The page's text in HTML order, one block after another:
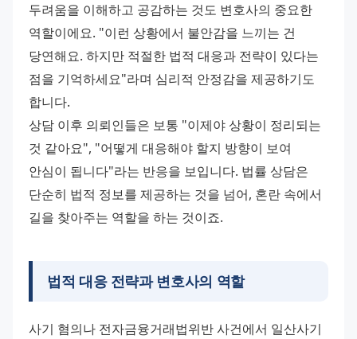
두려움을 이해하고 공감하는 것도 변호사의 중요한
역할이에요. "이런 상황에서 불안감을 느끼는 건
당연해요. 하지만 적절한 법적 대응과 전략이 있다는
점을 기억하세요"라며 심리적 안정감을 제공하기도
합니다.
상담 이후 의뢰인들은 보통 "이제야 상황이 정리되는
것 같아요", "어떻게 대응해야 할지 방향이 보여
안심이 됩니다"라는 반응을 보입니다. 법률 상담은
단순히 법적 정보를 제공하는 것을 넘어, 혼란 속에서
길을 찾아주는 역할을 하는 것이죠.
법적 대응 전략과 변호사의 역할
사기 혐의나 전자금융거래법위반 사건에서 일산사기